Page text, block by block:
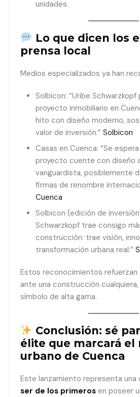
unidades.
Lo que dicen los
prensa local
Medios especializados ya han
Solbicon: “Uribe
proyecto inmobiliario en
hito con diseño moderno,
valor de inversión.” Solbicon
Casas en Cuenca: “Se
proyecto cuente con diseño
vanguardista, posiblemente
firmas de renombre
Cuenca
Solbicon (edición de
Schwarzkopf trae consigo
construcción: trae visión,
transformación urbana real.”
Estos reconocimientos
ante una construcción
símbolo de alta gama.
Conclusión: sé
élite que marcará el
urbano de Cuenca
Este lanzamiento representa una
ser de los primeros en poseer